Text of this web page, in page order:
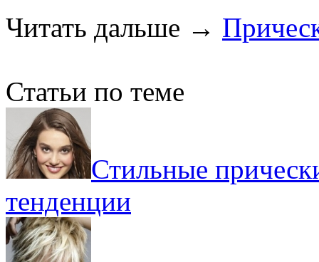
Читать дальше →
Статьи по теме
Стильные
тенденции